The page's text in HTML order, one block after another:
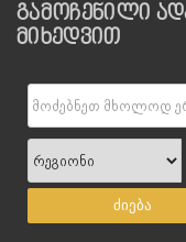
გამოჩენილი
მიხედვით
ძიება